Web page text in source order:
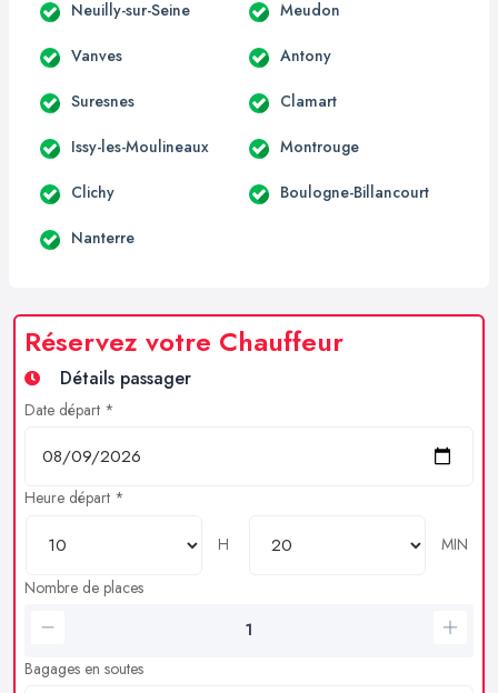
Neuilly-sur-Seine Meudon
Vanves Antony
Suresnes Clamart
Issy-les-Moulineaux Montrouge
Clichy Boulogne-Billancourt
Nanterre
Réservez votre Chauffeur
Détails passager
Date départ *
Heure départ *
H
MIN
Nombre de places
Bagages en soutes